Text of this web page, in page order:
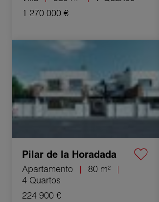
1 270 000 €
Venda Apartamento Pilar de la Horadada
Pilar de la Horadada
Apartamento
80 m²
4 Quartos
224 900 €